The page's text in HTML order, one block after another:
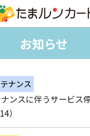
お知らせ
ナンス
ンスに伴うサービス
）